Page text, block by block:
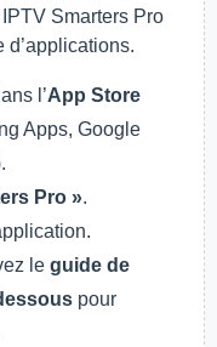
Smarters Pro
l’App Store
Apps, Google
Pro ».
le guide de
pour